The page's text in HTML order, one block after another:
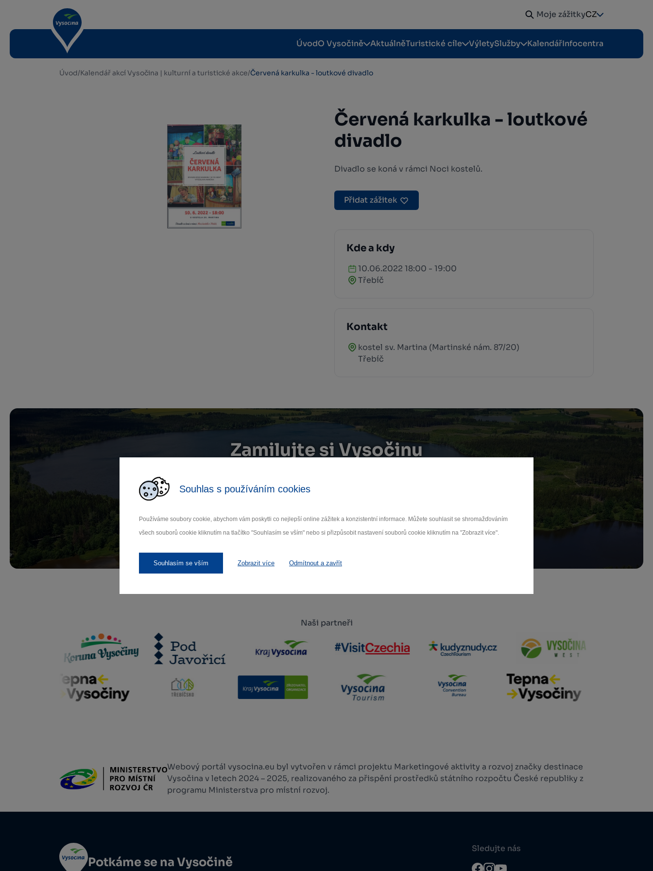
Souhlas s používáním cookies
Používáme soubory cookie, abychom vám poskytli co nejlepší online zážitek a konzistentní informace. Můžete souhlasit se shromažďováním
všech souborů cookie kliknutím na tlačítko "Souhlasím se vším" nebo si přizpůsobit nastavení souborů cookie kliknutím na "Zobrazit více".
Souhlasím se vším Zobrazit více Odmítnout a zavřít
Moje zážitkyCZ
ÚvodO Vysočině AktuálněTuristické cíle VýletySlužby KalendářInfocentra
Úvod/Kalendář akcí Vysočina | kulturní a turistické akce/Červená karkulka - loutkové divadlo
Červená karkulka - loutkové
divadlo
Divadlo se koná v rámci Noci kostelů.
Přidat zážitek
Kde a kdy
10.06.2022 18:00 - 19:00
Třebíč
Kontakt
kostel sv. Martina (Martinské nám. 87/20)
Třebíč
Zamilujte si Vysočinu
Záleží nám na ochraně osobních údajů.
Naši partneři
Webový portál vysocina.eu byl vytvořen v rámci projektu Marketingové aktivity a rozvoj značky destinace
Vysočina v letech 2024 – 2025, realizovaného za přispění prostředků státního rozpočtu České republiky z
programu Ministerstva pro místní rozvoj.
Potkáme se na Vysočině
Sledujte nás